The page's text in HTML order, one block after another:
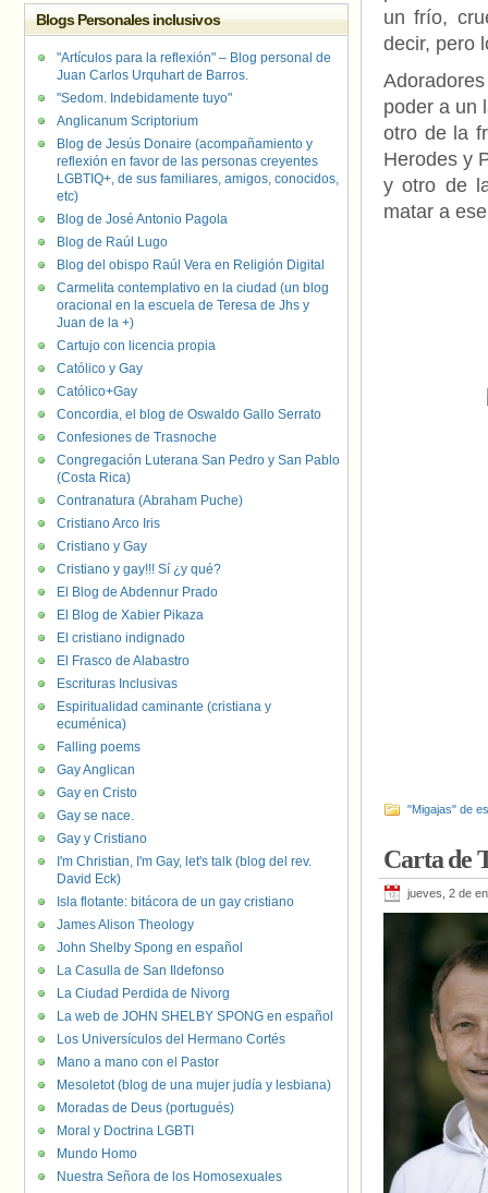
un frío,
decir, pero
poder a un
otro de la
Herodes y
y otro de
matar a ese
"Migajas" de
Carta de
jueves, 2 de
Blogs Personales inclusivos
"Artículos para la reflexión" – Blog personal de
Juan Carlos Urquhart de Barros.
"Sedom. Indebidamente tuyo"
Anglicanum Scriptorium
Blog de Jesús Donaire (acompañamiento y
reflexión en favor de las personas creyentes
LGBTIQ+, de sus familiares, amigos, conocidos,
etc)
Blog de José Antonio Pagola
Blog de Raúl Lugo
Blog del obispo Raúl Vera en Religión Digital
Carmelita contemplativo en la ciudad (un blog
oracional en la escuela de Teresa de Jhs y
Juan de la +)
Cartujo con licencia propia
Católico y Gay
Católico+Gay
Concordia, el blog de Oswaldo Gallo Serrato
Confesiones de Trasnoche
Congregación Luterana San Pedro y San Pablo
(Costa Rica)
Contranatura (Abraham Puche)
Cristiano Arco Iris
Cristiano y Gay
Cristiano y gay!!! Sí ¿y qué?
El Blog de Abdennur Prado
El Blog de Xabier Pikaza
El cristiano indignado
El Frasco de Alabastro
Escrituras Inclusivas
Espiritualidad caminante (cristiana y
ecuménica)
Falling poems
Gay Anglican
Gay en Cristo
Gay se nace.
Gay y Cristiano
I'm Christian, I'm Gay, let's talk (blog del rev.
David Eck)
Isla flotante: bitácora de un gay cristiano
James Alison Theology
John Shelby Spong en español
La Casulla de San Ildefonso
La Ciudad Perdida de Nivorg
La web de JOHN SHELBY SPONG en español
Los Universículos del Hermano Cortés
Mano a mano con el Pastor
Mesoletot (blog de una mujer judía y lesbiana)
Moradas de Deus (portugués)
Moral y Doctrina LGBTI
Mundo Homo
Nuestra Señora de los Homosexuales